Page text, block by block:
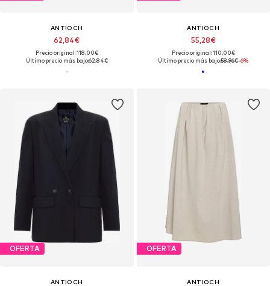
ANTIOCH
62,84€
Precio original: 118,00€
Último precio más bajo:62,84€
ANTIOCH
55,28€
Precio original: 110,00€
Último precio más bajo:58,96€-6%
OFERTA
ANTIOCH
OFERTA
ANTIOCH